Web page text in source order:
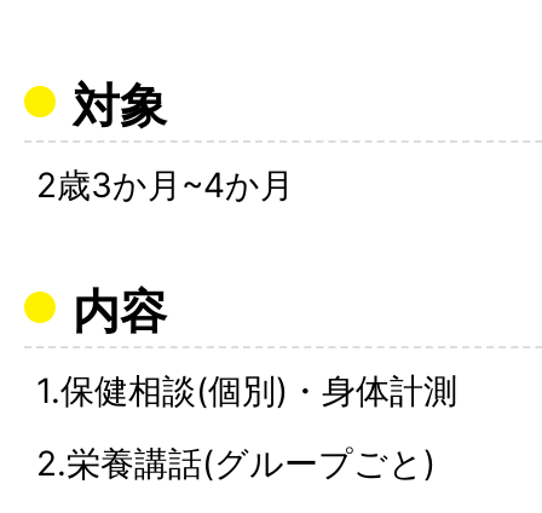
対象
2歳3か月~4か月
内容
1.保健相談(個別)・身体計測
2.栄養講話(グループごと)